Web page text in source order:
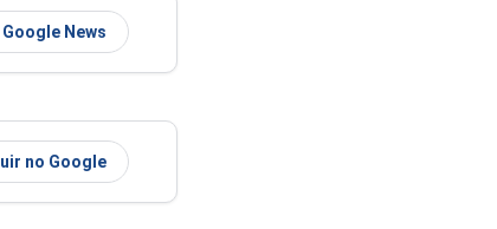
News
no Google